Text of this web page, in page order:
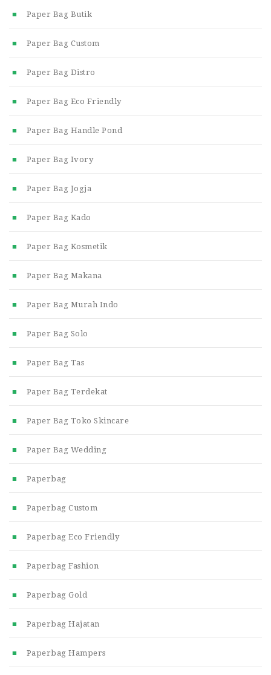
Paper Bag Butik
Paper Bag Custom
Paper Bag Distro
Paper Bag Eco Friendly
Paper Bag Handle Pond
Paper Bag Ivory
Paper Bag Jogja
Paper Bag Kado
Paper Bag Kosmetik
Paper Bag Makana
Paper Bag Murah Indo
Paper Bag Solo
Paper Bag Tas
Paper Bag Terdekat
Paper Bag Toko Skincare
Paper Bag Wedding
Paperbag
Paperbag Custom
Paperbag Eco Friendly
Paperbag Fashion
Paperbag Gold
Paperbag Hajatan
Paperbag Hampers